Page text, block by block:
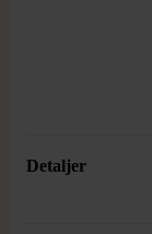
Detaljer